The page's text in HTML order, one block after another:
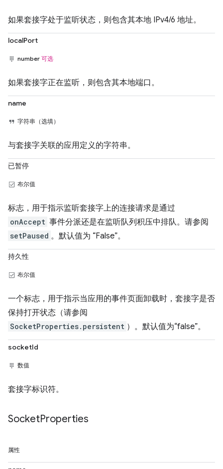
如果套接字处于监听状态，则包含其本地 IPv4/6 地址。
localPort
number 可选
如果套接字正在监听，则包含其本地端口。
name
字符串（选填）
与套接字关联的应用定义的字符串。
已暂停
布尔值
标志，用于指示监听套接字上的连接请求是通过
onAccept 事件分派还是在监听队列积压中排队。请参阅
setPaused 。默认值为 “False”。
持久性
布尔值
一个标志，用于指示当应用的事件页面卸载时，套接字是否
保持打开状态（请参阅
SocketProperties.persistent ）。默认值为“false”。
socketId
数值
套接字标识符。
SocketProperties
属性